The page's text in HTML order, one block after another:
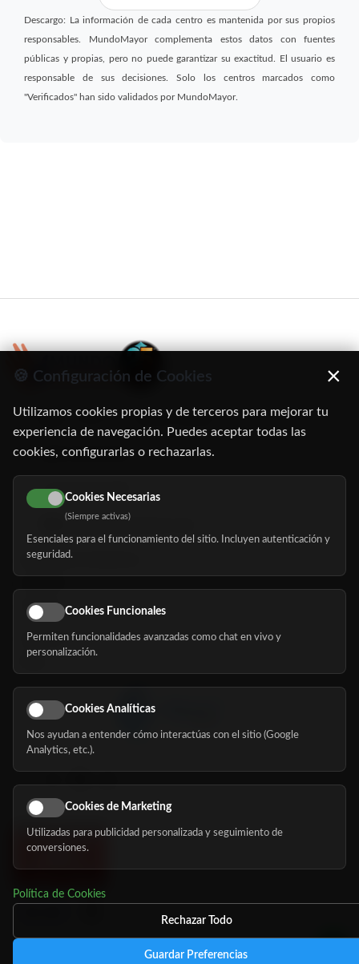
Descargo: La información de cada centro es mantenida por sus propios
responsables. MundoMayor complementa estos datos con fuentes
públicas y propias, pero no puede garantizar su exactitud. El usuario es
responsable de sus decisiones. Solo los centros marcados como
"Verificados" han sido validados por MundoMayor.
C/ Oruro, 11. 28016 Madrid
91 345 06 26
616 113 103
hola@mundomayor.com
Buscador de residencias
Eventos
Nosotros
Síguenos
🍪 Configuración de Cookies ×
Utilizamos cookies propias y de terceros para mejorar tu
experiencia de navegación. Puedes aceptar todas las
cookies, configurarlas o rechazarlas.
Cookies Necesarias
(Siempre activas)
Esenciales para el funcionamiento del sitio. Incluyen autenticación y
seguridad.
Cookies Funcionales
Permiten funcionalidades avanzadas como chat en vivo y
personalización.
Cookies Analíticas
Nos ayudan a entender cómo interactúas con el sitio (Google
Analytics, etc.).
Cookies de Marketing
Utilizadas para publicidad personalizada y seguimiento de
conversiones.
Política de Cookies
Rechazar Todo
Guardar Preferencias